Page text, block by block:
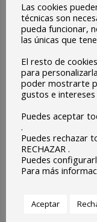
Sabemos que la
hombre de
recuerdos”.
las prisas de hoy,
afanes, estamos
corazón, del
pierden las raíces,
alimentar la
aliviado”.
Durante este
de lo que somos y
Las cookies
técnicas son
pueda funcionar,
las únicas que
El resto de
para
poder mostrarte
gustos e
Puedes aceptar
.
Puedes rechazar
RECHAZAR .
Puedes
Para más
Aceptar